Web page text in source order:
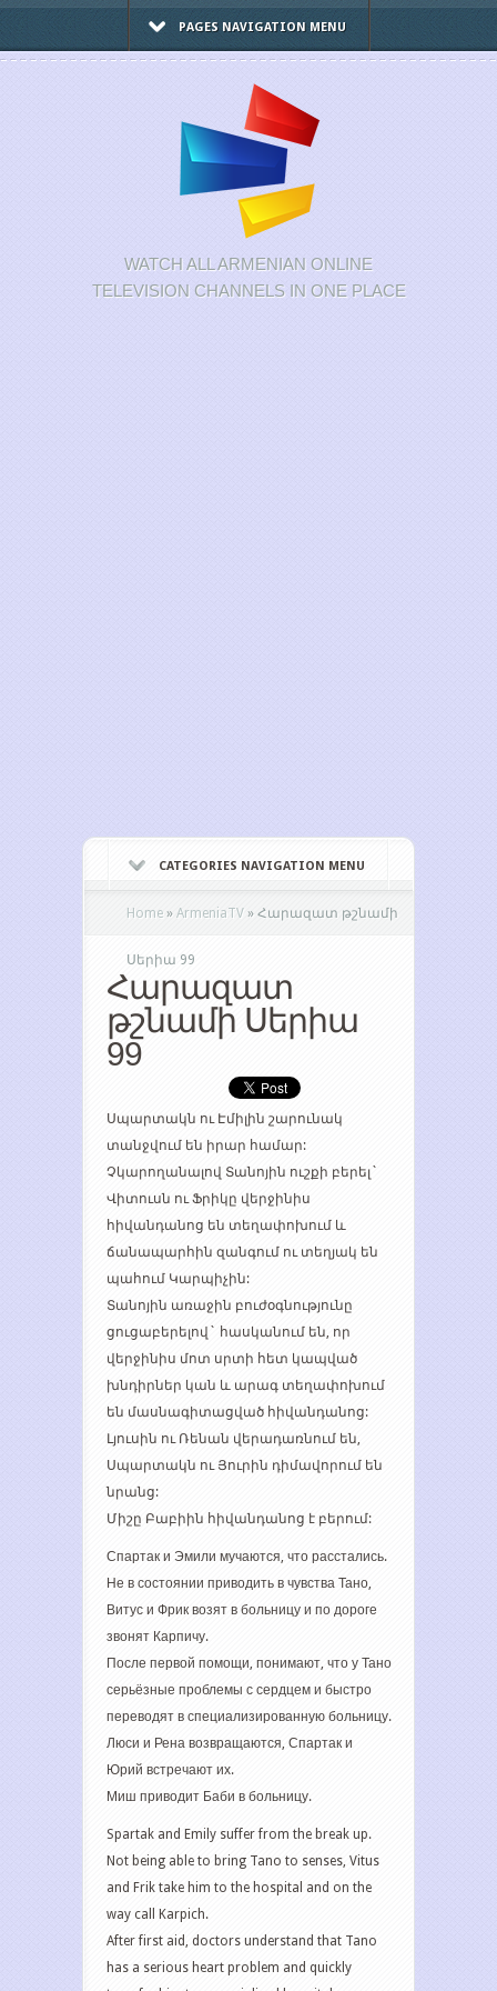
PAGES NAVIGATION MENU
WATCH ALL ARMENIAN ONLINE
TELEVISION CHANNELS IN ONE PLACE
CATEGORIES NAVIGATION MENU
Home » ArmeniaTV » Հարազատ թշնամի
Սերիա 99
Հարազատ
թշնամի Սերիա
99
Սպարտակն ու Էմիլին շարունակ
տանջվում են իրար համար:
Չկարողանալով Տանոյին ուշքի բերել`
Վիտուսն ու Ֆրիկը վերջինիս
հիվանդանոց են տեղափոխում և
ճանապարհին զանգում ու տեղյակ են
պահում Կարպիչին:
Տանոյին առաջին բուժօգնությունը
ցուցաբերելով` հասկանում են, որ
վերջինիս մոտ սրտի հետ կապված
խնդիրներ կան և արագ տեղափոխում
են մասնագիտացված հիվանդանոց:
Լյուսին ու Ռենան վերադառնում են,
Սպարտակն ու Յուրին դիմավորում են
նրանց:
Միշը Բաբիին հիվանդանոց է բերում:
Спартак и Эмили мучаются, что расстались.
Не в состоянии приводить в чувства Тано,
Витус и Фрик возят в больницу и по дороге
звонят Карпичу.
После первой помощи, понимают, что у Тано
серьёзные проблемы с сердцем и быстро
переводят в специализированную больницу.
Люси и Рена возвращаются, Спартак и
Юрий встречают их.
Миш приводит Баби в больницу.
Spartak and Emily suffer from the break up.
Not being able to bring Tano to senses, Vitus
and Frik take him to the hospital and on the
way call Karpich.
After first aid, doctors understand that Tano
has a serious heart problem and quickly